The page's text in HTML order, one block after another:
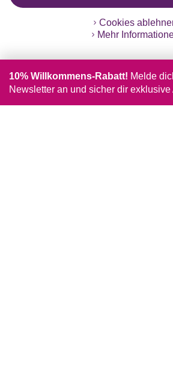
Cookies
Mehr
10% Willkommens-Rabatt! Melde
Newsletter an und sicher dir exklusive